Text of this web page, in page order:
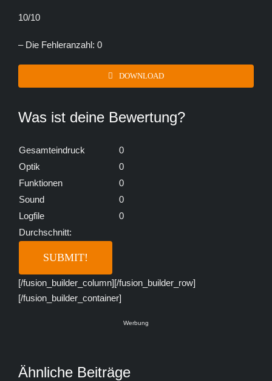
10/10
– Die Fehleranzahl: 0
DOWNLOAD
Was ist deine Bewertung?
Gesamteindruck
0
Optik
0
Funktionen
0
Sound
0
Logfile
0
Durchschnitt:
[/fusion_builder_column][/fusion_builder_row]
[/fusion_builder_container]
Werbung
Ähnliche Beiträge